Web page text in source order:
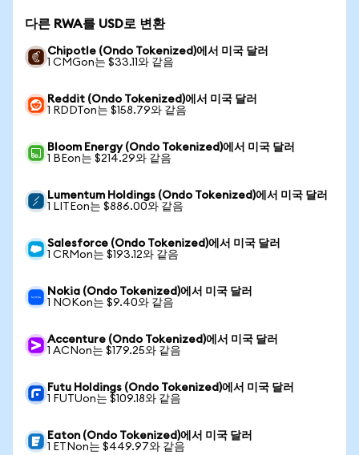
다른 RWA를 USD로 변환
Chipotle (Ondo Tokenized)에서 미국 달러
1 CMGon는 $33.11와 같음
Reddit (Ondo Tokenized)에서 미국 달러
1 RDDTon는 $158.79와 같음
Bloom Energy (Ondo Tokenized)에서 미국 달러
1 BEon는 $214.29와 같음
Lumentum Holdings (Ondo Tokenized)에서 미국 달러
1 LITEon는 $886.00와 같음
Salesforce (Ondo Tokenized)에서 미국 달러
1 CRMon는 $193.12와 같음
Nokia (Ondo Tokenized)에서 미국 달러
1 NOKon는 $9.40와 같음
Accenture (Ondo Tokenized)에서 미국 달러
1 ACNon는 $179.25와 같음
Futu Holdings (Ondo Tokenized)에서 미국 달러
1 FUTUon는 $109.18와 같음
Eaton (Ondo Tokenized)에서 미국 달러
1 ETNon는 $449.97와 같음